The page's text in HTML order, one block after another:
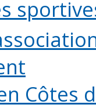
en Côtes